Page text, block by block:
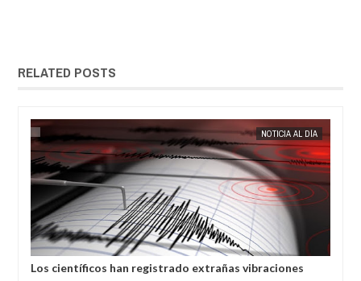
RELATED POSTS
MAY 20, 2025
NOTICIA AL DÍA
Los científicos han registrado extrañas vibraciones